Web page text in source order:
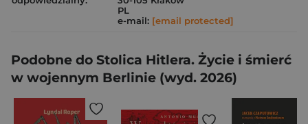
PL
e-mail: [email protected]
Podobne do Stolica Hitlera. Życie i śmierć
w wojennym Berlinie (wyd. 2026)